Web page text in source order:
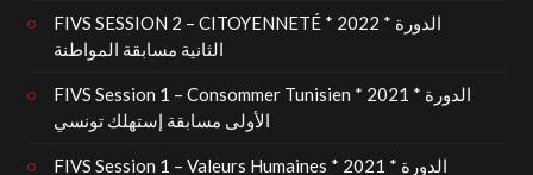
FIVS SESSION 2 – CITOYENNETÉ * 2022 * الدورة
الثانية مسابقة المواطنة
FIVS Session 1 – Consommer Tunisien * 2021 * الدورة
الأولى مسابقة إستهلك تونسي
FIVS Session 1 – Valeurs Humaines * 2021 * الدورة